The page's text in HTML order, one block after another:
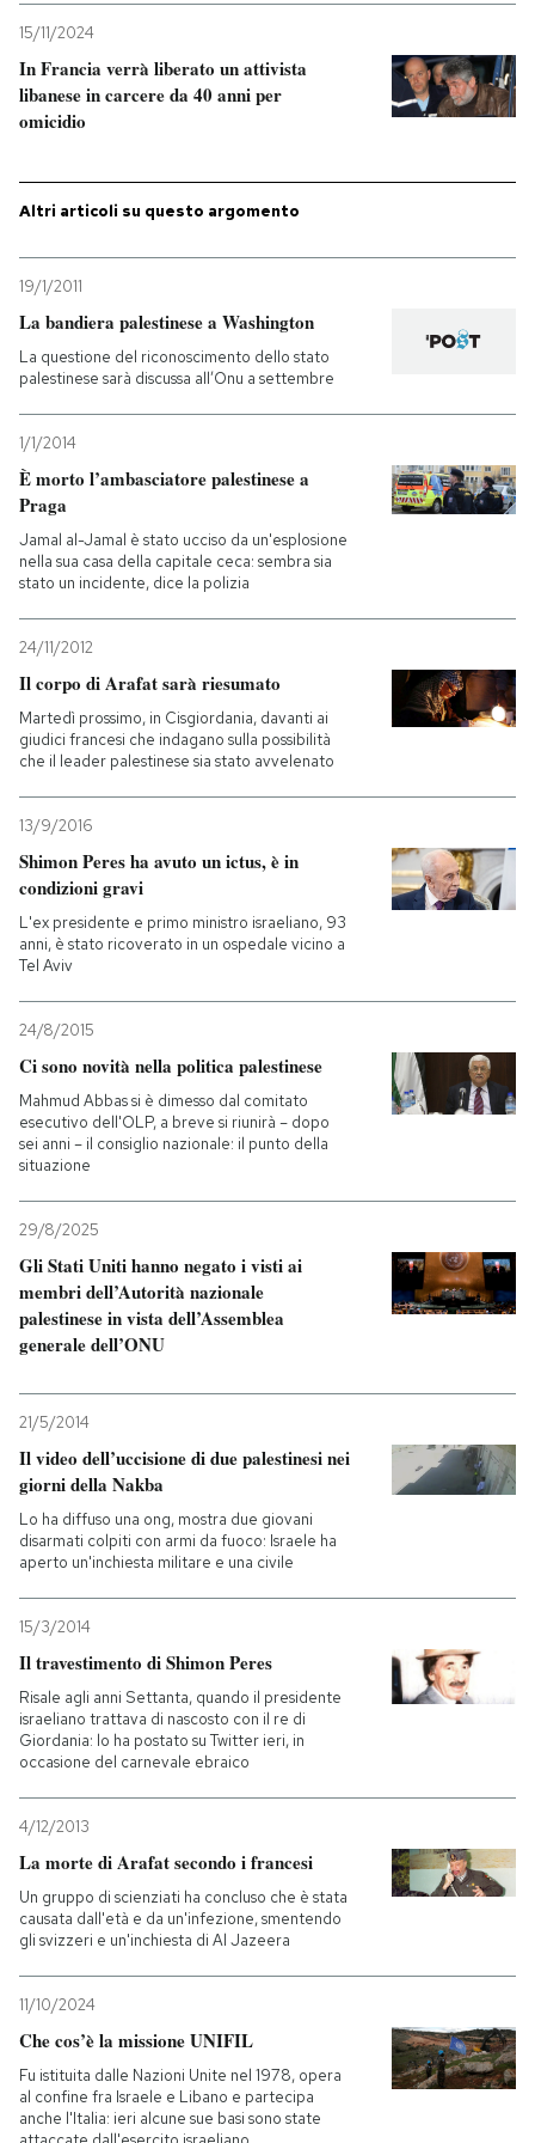
PODCAST
NEWSLETTER
I MIEI PREFERITI
SHOP
CALENDARIO
AREA PERSONALE
Entra
15/11/2024
In Francia verrà liberato un attivista
libanese in carcere da 40 anni per
omicidio
Altri articoli su questo argomento
19/1/2011
La bandiera palestinese a Washington
La questione del riconoscimento dello stato
palestinese sarà discussa all’Onu a settembre
1/1/2014
È morto l’ambasciatore palestinese a
Praga
Jamal al-Jamal è stato ucciso da un'esplosione
nella sua casa della capitale ceca: sembra sia
stato un incidente, dice la polizia
24/11/2012
Il corpo di Arafat sarà riesumato
Martedì prossimo, in Cisgiordania, davanti ai
giudici francesi che indagano sulla possibilità
che il leader palestinese sia stato avvelenato
13/9/2016
Shimon Peres ha avuto un ictus, è in
condizioni gravi
L'ex presidente e primo ministro israeliano, 93
anni, è stato ricoverato in un ospedale vicino a
Tel Aviv
24/8/2015
Ci sono novità nella politica palestinese
Mahmud Abbas si è dimesso dal comitato
esecutivo dell'OLP, a breve si riunirà – dopo
sei anni – il consiglio nazionale: il punto della
situazione
29/8/2025
Gli Stati Uniti hanno negato i visti ai
membri dell’Autorità nazionale
palestinese in vista dell’Assemblea
generale dell’ONU
21/5/2014
Il video dell’uccisione di due palestinesi nei
giorni della Nakba
Lo ha diffuso una ong, mostra due giovani
disarmati colpiti con armi da fuoco: Israele ha
aperto un'inchiesta militare e una civile
15/3/2014
Il travestimento di Shimon Peres
Risale agli anni Settanta, quando il presidente
israeliano trattava di nascosto con il re di
Giordania: lo ha postato su Twitter ieri, in
occasione del carnevale ebraico
4/12/2013
La morte di Arafat secondo i francesi
Un gruppo di scienziati ha concluso che è stata
causata dall'età e da un'infezione, smentendo
gli svizzeri e un'inchiesta di Al Jazeera
11/10/2024
Che cos’è la missione UNIFIL
Fu istituita dalle Nazioni Unite nel 1978, opera
al confine fra Israele e Libano e partecipa
anche l'Italia: ieri alcune sue basi sono state